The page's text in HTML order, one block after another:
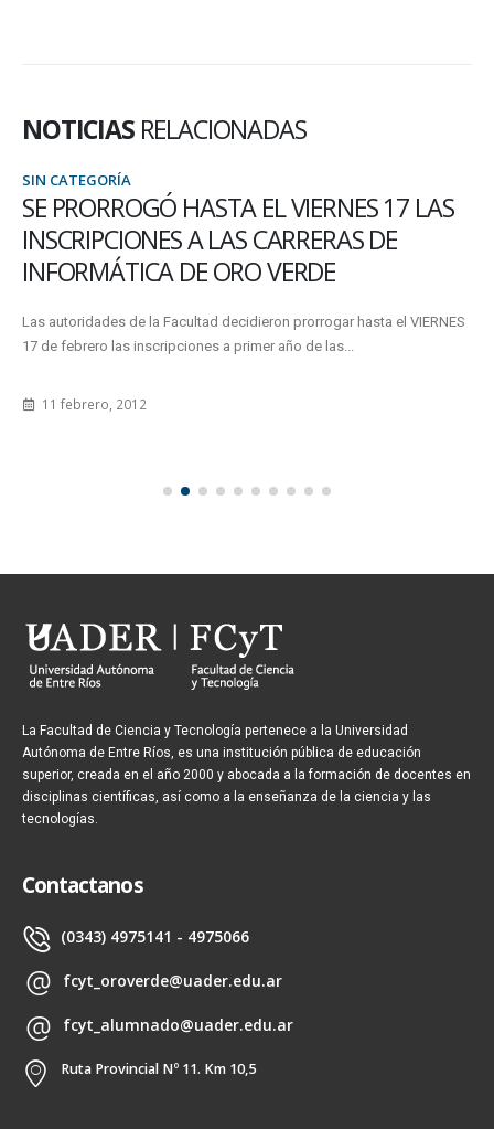
NOTICIAS RELACIONADAS
SIN CATEGORÍA
SE PRORROGÓ HASTA EL VIERNES 17 LAS
INSCRIPCIONES A LAS CARRERAS DE
INFORMÁTICA DE ORO VERDE
Las autoridades de la Facultad decidieron prorrogar hasta el VIERNES
17 de febrero las inscripciones a primer año de las...
11 febrero, 2012
La Facultad de Ciencia y Tecnología pertenece a la Universidad
Autónoma de Entre Ríos, es una institución pública de educación
superior, creada en el año 2000 y abocada a la formación de docentes en
disciplinas científicas, así como a la enseñanza de la ciencia y las
tecnologías.
Contactanos
(0343) 4975141 - 4975066
fcyt_oroverde@uader.edu.ar
fcyt_alumnado@uader.edu.ar
Ruta Provincial Nº 11. Km 10,5